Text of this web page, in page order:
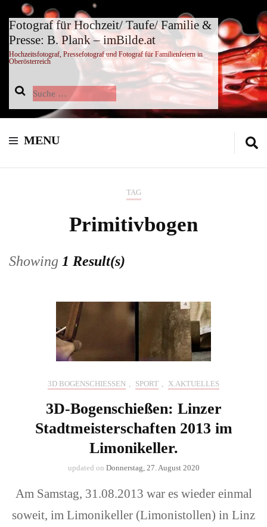
Fotograf für Hochzeit/ Taufe/ Familie &
Presse: B. Plank – imBilde.at
Hochzeitsfotograf, Pressefotograf und Fotograf für Familienfeiern in
Oberösterreich
Suche
nach:
MENU
TAG
Primitivbogen
Showing 1 Result(s)
3D BOGENSCHIESSEN , SPORT , X.AKTUELLES
3D-Bogenschießen: Linzer
Stadtmeisterschaften 2013 im
Limonikeller.
updated on Donnerstag, 27. August 2020
Am Samstag, 31.08.2013 war es wieder einmal
soweit, im Limonikeller (Limonistollen) in Linz